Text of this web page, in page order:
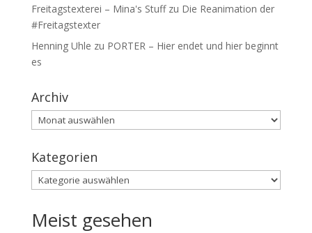
Freitagstexterei – Mina's Stuffzu Die Reanimation der
#Freitagstexter
Henning Uhle zu PORTER – Hier endet und hier beginnt
es
Archiv
Archiv
Kategorien
Kategorien
Meist gesehen